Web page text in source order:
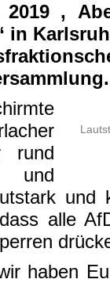
2019 ,
in
rund
und
und
alle
haben